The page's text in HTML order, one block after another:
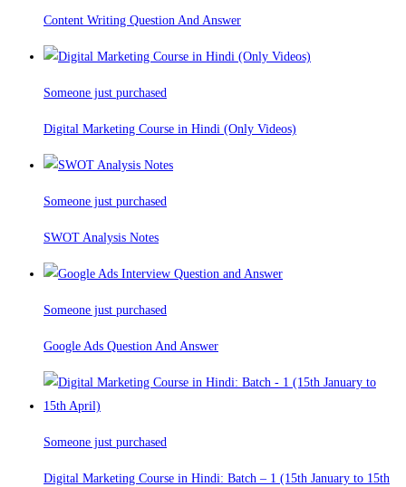
Content Writing Question And Answer
Someone just purchased
Digital Marketing Course in Hindi (Only Videos)
Someone just purchased
SWOT Analysis Notes
Someone just purchased
Google Ads Question And Answer
Someone just purchased
Digital Marketing Course in Hindi: Batch – 1 (15th January to 15th